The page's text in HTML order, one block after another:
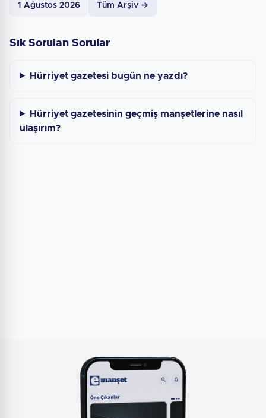
1 Ağustos 2026 Tüm Arşiv →
Sık Sorulan Sorular
Hürriyet gazetesi bugün ne yazdı?
Hürriyet gazetesinin geçmiş manşetlerine nasıl
ulaşırım?